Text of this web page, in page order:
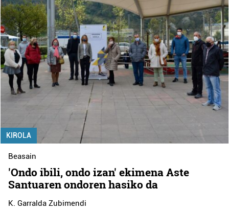
KIROLA
Beasain
'Ondo ibili, ondo izan' ekimena Aste
Santuaren ondoren hasiko da
K. Garralda Zubimendi